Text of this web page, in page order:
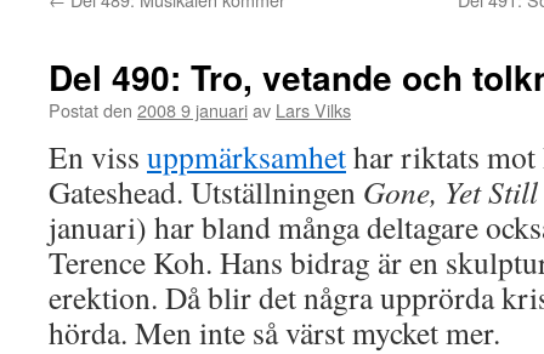
Del 490: Tro, vetande och
Postat den 2008 9 januariav Lars Vilks
En viss uppmärksamhethar riktats
Gateshead. Utställningen Gone, Yet Still
januari) har bland många deltagare
Terence Koh. Hans bidrag är en
erektion. Då blir det några upprörda
hörda. Men inte så värst mycket mer.